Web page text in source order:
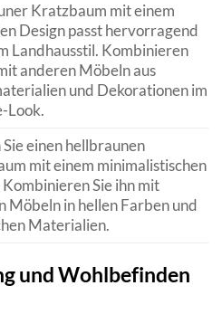
Kratzbaum mit einem
Design passt hervorragend
Landhausstil. Kombinieren
anderen Möbeln aus
und Dekorationen im
Look.
einen hellbraunen
mit einem minimalistischen
Kombinieren Sie ihn mit
Möbeln in hellen Farben und
Materialien.
und Wohlbefinden